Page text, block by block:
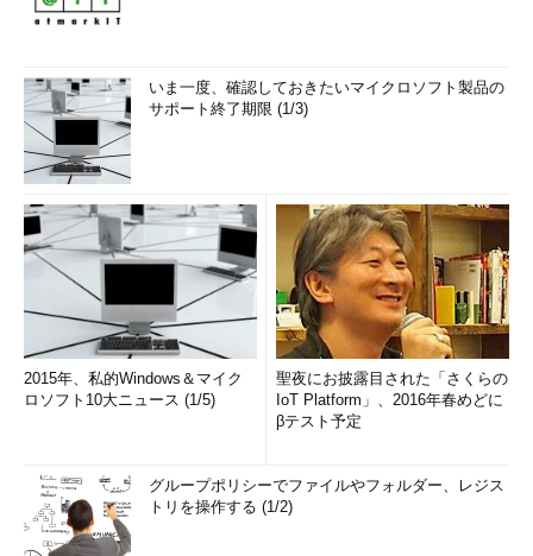
いま一度、確認しておきたいマイクロソフト製品の
サポート終了期限 (1/3)
2015年、私的Windows＆マイク
ロソフト10大ニュース (1/5)
聖夜にお披露目された「さくらの
IoT Platform」、2016年春めどに
βテスト予定
グループポリシーでファイルやフォルダー、レジス
トリを操作する (1/2)